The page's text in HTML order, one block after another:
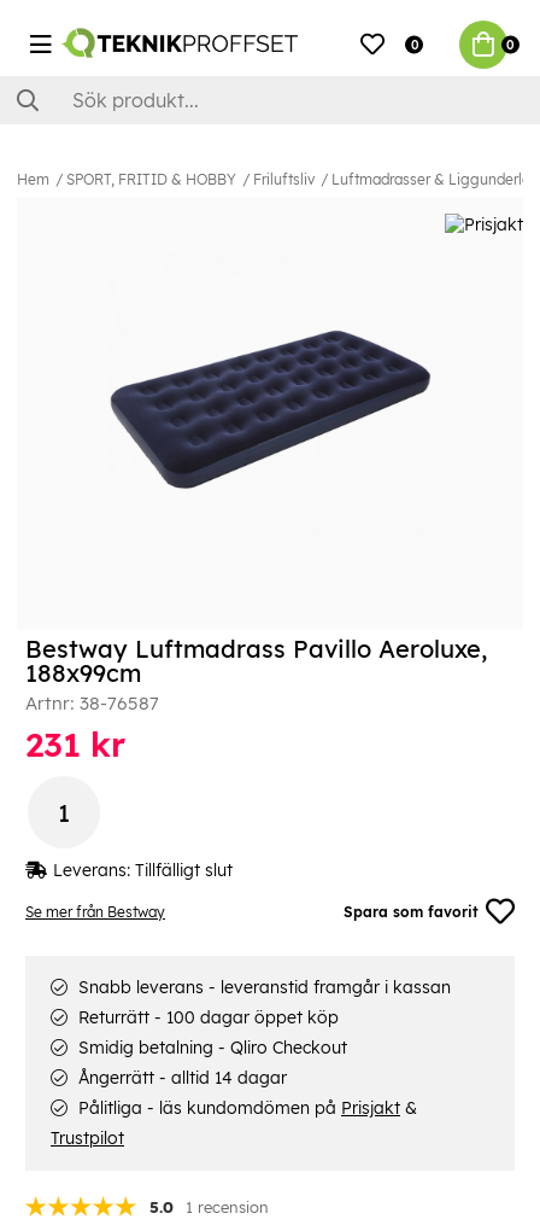
0 0
Hem SPORT, FRITID & HOBBY Friluftsliv Luftmadrasser & Liggunderlag
Se mer från Bestway Spara som favorit
Bestway Luftmadrass Pavillo Aeroluxe,
188x99cm
Artnr: 38-76587
5.0 1 recension
231 kr
Leverans: Tillfälligt slut
Snabb leverans - leveranstid framgår i kassan
Returrätt - 100 dagar öppet köp
Smidig betalning - Qliro Checkout
Ångerrätt - alltid 14 dagar
Pålitliga - läs kundomdömen på Prisjakt &
Trustpilot